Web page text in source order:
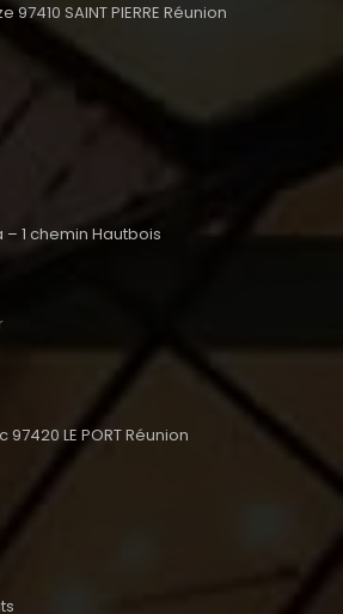
97410 SAINT PIERRE Réunion
1 chemin Hautbois
97420 LE PORT Réunion